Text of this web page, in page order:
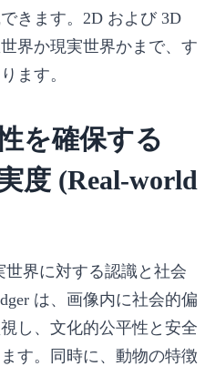
きます。2D および 3D
界か現実世界かまで、す
ます。
を確保する
度 (Real-world
界に対する認識と社会
は、画像内に社会的偏
し、文化的公平性と安全
す。同時に、動物の特徴